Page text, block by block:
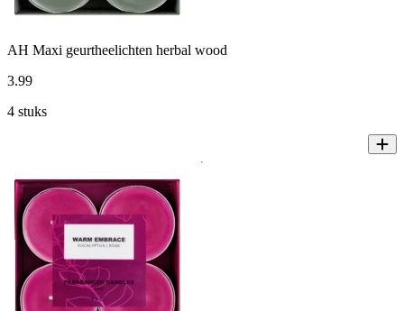
AH Maxi geurtheelichten herbal wood
3.99
4 stuks